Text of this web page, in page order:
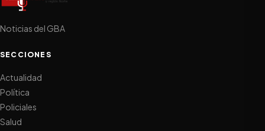
Noticias del GBA
SECCIONES
Actualidad
Política
Policiales
Salud